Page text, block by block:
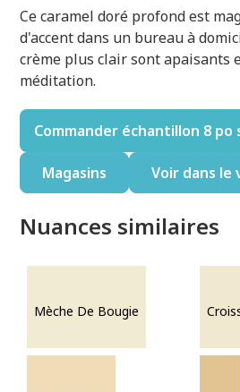
Ce caramel doré profond est
d'accent dans un bureau à
crème plus clair sont apaisants
méditation.
Commander échantillon 8 po
Magasins Voir dans le
Nuances similaires
Mèche De Bougie